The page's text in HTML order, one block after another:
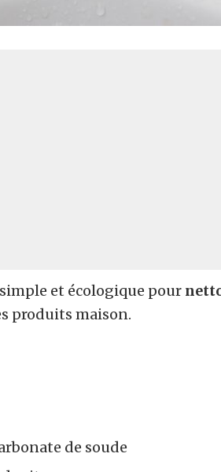
et écologique pour
produits maison.
de soude